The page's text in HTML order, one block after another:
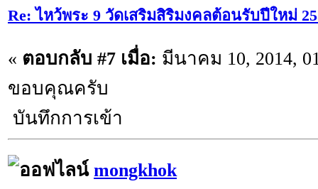
Re: ไหว้พระ 9 วัดเสริมสิริมงคลต้อนรับปีใหม่
« ตอบกลับ #7 เมื่อ: มีนาคม 10, 2014,
ขอบคุณครับ
บันทึกการเข้า
mongkhok